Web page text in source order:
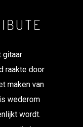
gitaar
raakte door
maken van
wederom
wordt.